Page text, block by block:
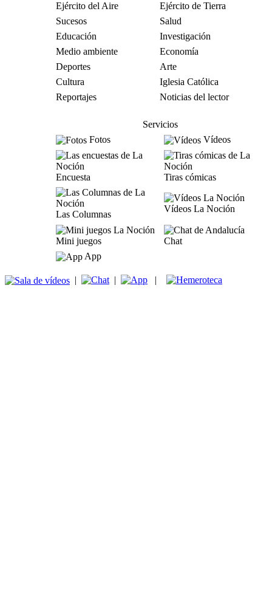
Ejército del Aire
Ejército de Tierra
Sucesos
Salud
Educación
Investigación
Medio ambiente
Economía
Deportes
Arte
Cultura
Iglesia Católica
Reportajes
Noticias del lector
Servicios
Fotos
Vídeos
Encuesta Tiras cómicas
Las Columnas
Vídeos La Noción
Mini juegos
Chat
App
| | |